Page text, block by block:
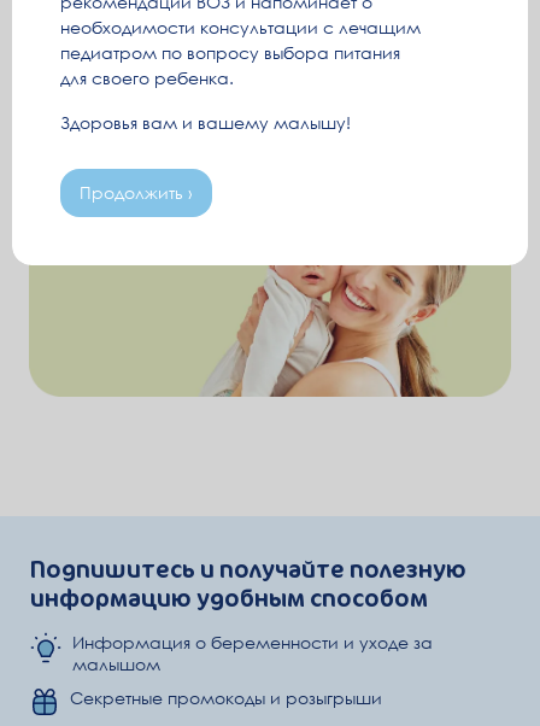
Подпишитесь и получайте полезную
информацию удобным способом
Информация о беременности и уходе за
малышом
Секретные промокоды и розыгрыши
необходимости консультации с лечащим
педиатром по вопросу выбора питания
для своего ребенка.
Здоровья вам и вашему малышу!
Продолжить ›